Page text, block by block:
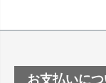
塩ビのロール
つや消し半透
お支払いに